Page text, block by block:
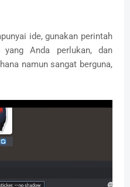
ide, gunakan perintah
Anda perlukan, dan
namun sangat berguna,